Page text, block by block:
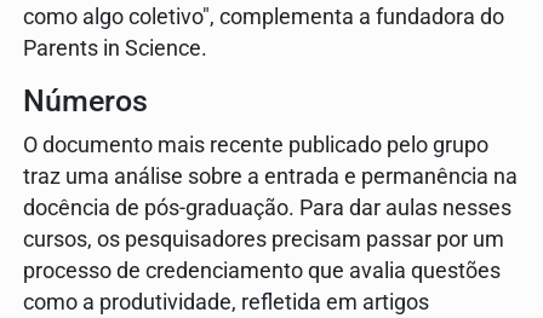
como algo coletivo", complementa a fundadora do
Parents in Science.
Números
O documento mais recente publicado pelo grupo
traz uma análise sobre a entrada e permanência na
docência de pós-graduação. Para dar aulas nesses
cursos, os pesquisadores precisam passar por um
processo de credenciamento que avalia questões
como a produtividade, refletida em artigos